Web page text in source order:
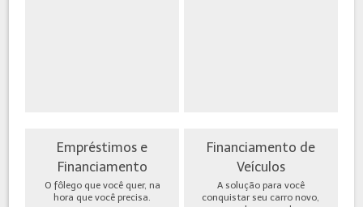
Empréstimos e
Financiamento
O fôlego que você quer, na
hora que você precisa.
Financiamento de
Veículos
A solução para você
conquistar seu carro novo,